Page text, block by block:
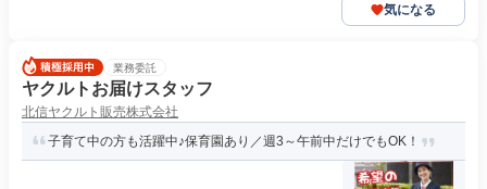
気になる
業務委託
ヤクルトお届けスタッフ
北信ヤクルト販売株式会社
子育て中の方も活躍中♪保育園あり／週3～午前中だけでもOK！